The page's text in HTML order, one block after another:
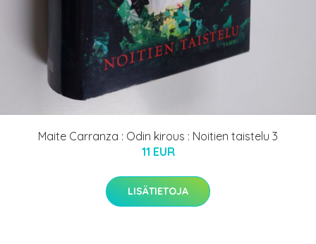
Maite Carranza : Odin kirous : Noitien taistelu 3
11 EUR
LISÄTIETOJA